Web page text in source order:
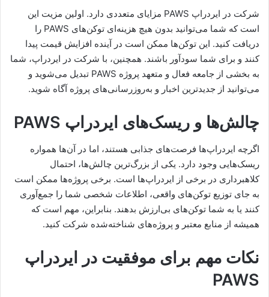
شرکت در ایردراپ PAWS مزایای متعددی دارد. اولین مزیت این
است که شما می‌توانید بدون هیچ هزینه‌ای توکن‌های PAWS را
دریافت کنید. این توکن‌ها ممکن است در آینده افزایش قیمت پیدا
کنند و برای شما سودآور باشند. همچنین، با شرکت در ایردراپ، شما
به بخشی از جامعه فعال و متعهد پروژه PAWS تبدیل می‌شوید و
می‌توانید از جدیدترین اخبار و به‌روزرسانی‌های پروژه آگاه شوید.
چالش‌ها و ریسک‌های ایردراپ PAWS
اگرچه ایردراپ‌ها فرصت‌های جذابی هستند، اما در آن‌ها همواره
ریسک‌هایی وجود دارد. یکی از بزرگ‌ترین چالش‌ها، احتمال
کلاهبرداری در برخی از ایردراپ‌ها است. برخی پروژه‌ها ممکن است
به جای توزیع توکن‌های واقعی، اطلاعات شخصی شما را جمع‌آوری
کنند یا به شما توکن‌های بی‌ارزش بدهند. بنابراین، مهم است که
همیشه از منابع معتبر و پروژه‌های شناخته‌شده شرکت کنید.
نکات مهم برای موفقیت در ایردراپ
PAWS